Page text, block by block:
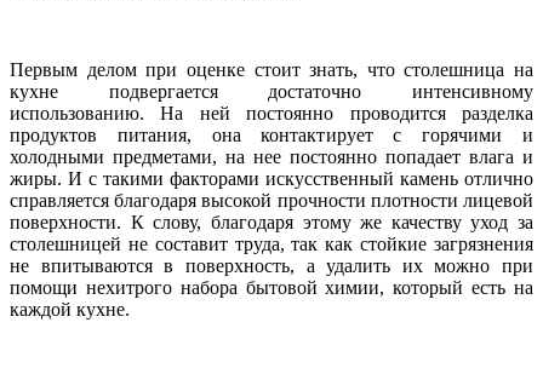
Первым делом при оценке стоит знать, что столешница на
кухне подвергается достаточно интенсивному
использованию. На ней постоянно проводится разделка
продуктов питания, она контактирует с горячими и
холодными предметами, на нее постоянно попадает влага и
жиры. И с такими факторами искусственный камень отлично
справляется благодаря высокой прочности плотности лицевой
поверхности. К слову, благодаря этому же качеству уход за
столешницей не составит труда, так как стойкие загрязнения
не впитываются в поверхность, а удалить их можно при
помощи нехитрого набора бытовой химии, который есть на
каждой кухне.